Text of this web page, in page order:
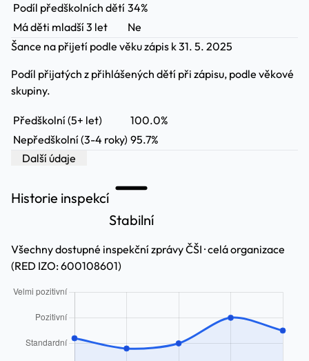
Podíl předškolních dětí 34%
Má děti mladší 3 let
Ne
Šance na přijetí podle věkuzápis k 31. 5. 2025
Podíl přijatých z přihlášených dětí při zápisu, podle věkové
skupiny.
Předškolní (5+ let)
100.0%
Nepředškolní (3-4 roky) 95.7%
Další údaje
Historie inspekcí
Stabilní
Všechny dostupné inspekční zprávy ČŠI · celá organizace
(RED IZO: 600108601)